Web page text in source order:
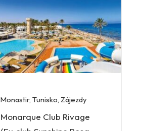
Monastir, Tunisko, Zájezdy
Monarque Club Rivage